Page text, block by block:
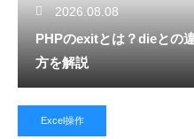
2026.08.08
PHPのexitとは？dieとの
方を解説
Excel操作